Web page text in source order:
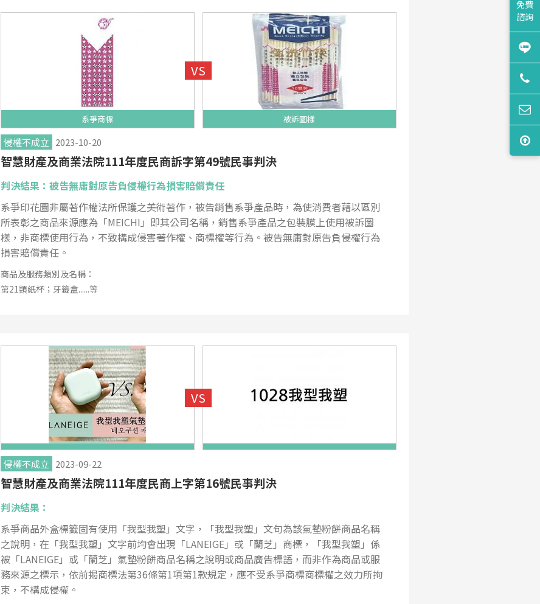
系爭商標 被訴圖樣
侵權不成立 2023-10-20
智慧財產及商業法院111年度民商訴字第49號民事判決
判決結果：被告無庸對原告負侵權行為損害賠償責任
系爭印花圖非屬著作權法所保護之美術著作，被告銷售系爭產品時，為使消費者藉以區別
所表彰之商品來源應為「MEICHI」即其公司名稱，銷售系爭產品之包裝膜上使用被訴圖
樣，非商標使用行為，不致構成侵害著作權、商標權等行為。被告無庸對原告負侵權行為
損害賠償責任。
商品及服務類別及名稱：
第21類紙杯；牙籤盒......等
侵權不成立 2023-09-22
智慧財產及商業法院111年度民商上字第16號民事判決
判決結果：
系爭商品外盒標籤固有使用「我型我塑」文字，「我型我塑」文句為該氣墊粉餅商品名稱
之說明，在「我型我塑」文字前均會出現「LANEIGE」或「蘭芝」商標，「我型我塑」係
被「LANEIGE」或「蘭芝」氣墊粉餅商品名稱之說明或商品廣告標語，而非作為商品或服
務來源之標示，依前揭商標法第36條第1項第1款規定，應不受系爭商標商標權之效力所拘
束，不構成侵權。
免費
諮詢